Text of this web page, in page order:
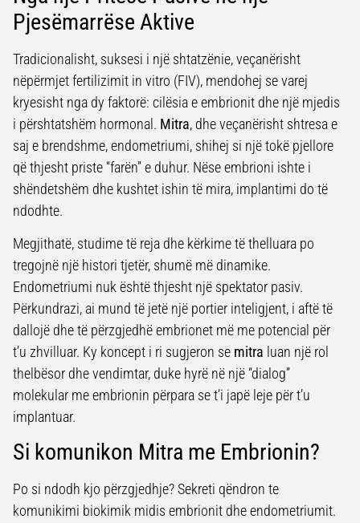
Pjesëmarrëse Aktive
Tradicionalisht, suksesi i një shtatzënie, veçanërisht
nëpërmjet fertilizimit in vitro (FIV), mendohej se varej
kryesisht nga dy faktorë: cilësia e embrionit dhe një mjedis
i përshtatshëm hormonal. Mitra, dhe veçanërisht shtresa e
saj e brendshme, endometriumi, shihej si një tokë pjellore
që thjesht priste “farën” e duhur. Nëse embrioni ishte i
shëndetshëm dhe kushtet ishin të mira, implantimi do të
ndodhte.
Megjithatë, studime të reja dhe kërkime të thelluara po
tregojnë një histori tjetër, shumë më dinamike.
Endometriumi nuk është thjesht një spektator pasiv.
Përkundrazi, ai mund të jetë një portier inteligjent, i aftë të
dallojë dhe të përzgjedhë embrionet më me potencial për
t’u zhvilluar. Ky koncept i ri sugjeron se mitra luan një rol
thelbësor dhe vendimtar, duke hyrë në një “dialog”
molekular me embrionin përpara se t’i japë leje për t’u
implantuar.
Si komunikon Mitra me Embrionin?
Po si ndodh kjo përzgjedhje? Sekreti qëndron te
komunikimi biokimik midis embrionit dhe endometriumit.